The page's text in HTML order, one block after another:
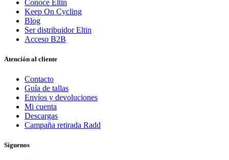
Conoce Eltin
Keep On Cycling
Blog
Ser distribuidor Eltin
Acceso B2B
Atención al cliente
Contacto
Guía de tallas
Envíos y devoluciones
Mi cuenta
Descargas
Campaña retirada Radd
Síguenos